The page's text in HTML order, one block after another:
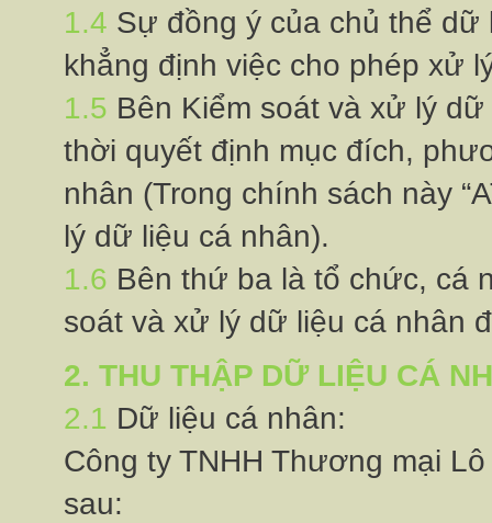
1.4 Sự đồng ý của chủ thể dữ
khẳng định việc cho phép xử
1.5 Bên Kiểm soát và xử lý
thời quyết định mục đích,
nhân (Trong chính sách này
lý dữ liệu cá nhân).
1.6 Bên thứ ba là tổ chức, cá
soát và xử lý dữ liệu cá nhân
2. THU THẬP DỮ LIỆU CÁ
2.1 Dữ liệu cá nhân:
Công ty TNHH Thương mại
sau: